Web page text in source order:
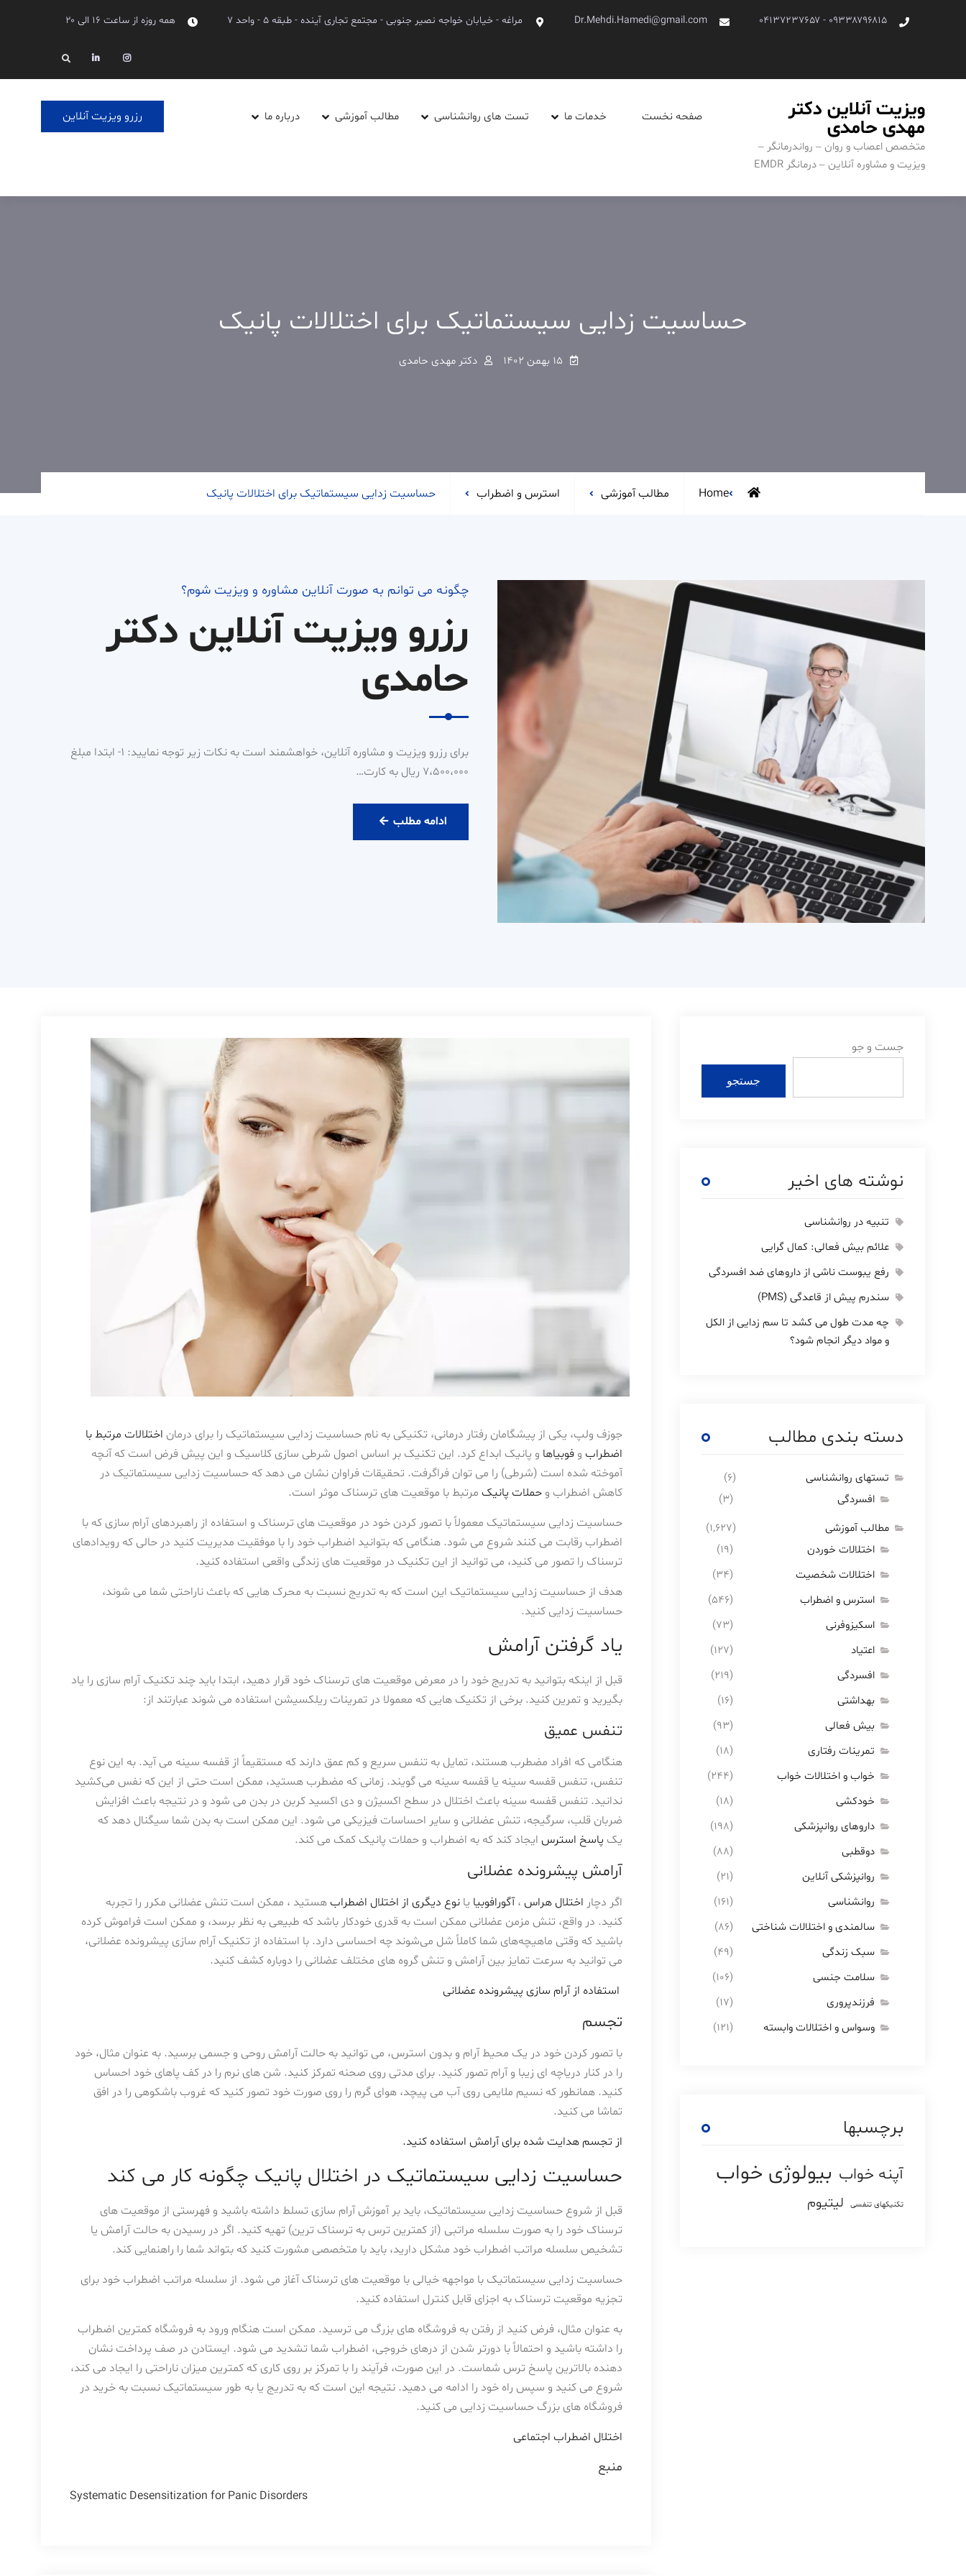
۰۹۳۳۸۷۹۶۸۱۵ - ۰۴۱۳۷۲۳۷۶۵۷ Dr.Mehdi.Hamedi@gmail.com مراغه - خیابان خواجه نصیر جنوبی - مجتمع تجاری آینده - طبقه ۵ - واحد ۷ همه روزه از ساعت ۱۶ الی ۲۰
Instagram
Linkedin
Search
ویزیت آنلاین دکتر
مهدی حامدی
متخصص اعصاب و روان – رواندرمانگر –
ویزیت و مشاوره آنلاین – درمانگر EMDR
صفحه نخست خدمات ما تست های روانشناسی مطالب آموزشی درباره ما رزرو ویزیت آنلاین
حساسیت زدایی سیستماتیک برای اختلالات پانیک
۱۵ بهمن ۱۴۰۲ دکتر مهدی حامدی
Home مطالب آموزشی استرس و اضطراب حساسیت زدایی سیستماتیک برای اختلالات پانیک
چگونه می توانم به صورت آنلاین مشاوره و ویزیت شوم؟
رزرو ویزیت آنلاین دکتر
حامدی
برای رزرو ویزیت و مشاوره آنلاین، خواهشمند است به نکات زیر توجه نمایید: ۱- ابتدا مبلغ
۷،۵۰۰،۰۰۰ ریال به کارت…
ادامه مطلبرزرو
ویزیت
جوزف ولپ، یکی از پیشگامان رفتار درمانی، تکنیکی به نام حساسیت زدایی سیستماتیک را برای درمان اختلالات مرتبط با
اضطراب و فوبیاها و پانیک ابداع کرد. این تکنیک بر اساس اصول شرطی سازی کلاسیک و این پیش فرض است که آنچه
آموخته شده است (شرطی) را می توان فراگرفت. تحقیقات فراوان نشان می دهد که حساسیت زدایی سیستماتیک در
کاهش اضطراب و حملات پانیک مرتبط با موقعیت های ترسناک موثر است.
حساسیت زدایی سیستماتیک معمولاً با تصور کردن خود در موقعیت های ترسناک و استفاده از راهبردهای آرام سازی که با
اضطراب رقابت می کنند شروع می شود. هنگامی که بتوانید اضطراب خود را با موفقیت مدیریت کنید در حالی که رویدادهای
ترسناک را تصور می کنید، می توانید از این تکنیک در موقعیت های زندگی واقعی استفاده کنید.
هدف از حساسیت زدایی سیستماتیک این است که به تدریج نسبت به محرک هایی که باعث ناراحتی شما می شوند،
حساسیت زدایی کنید.
یاد گرفتن آرامش
قبل از اینکه بتوانید به تدریج خود را در معرض موقعیت های ترسناک خود قرار دهید، ابتدا باید چند تکنیک آرام سازی را یاد
بگیرید و تمرین کنید. برخی از تکنیک هایی که معمولا در تمرینات ریلکسیشن استفاده می شوند عبارتند از:
تنفس عمیق
هنگامی که افراد مضطرب هستند، تمایل به تنفس سریع و کم عمق دارند که مستقیماً از قفسه سینه می آید. به این نوع
تنفس، تنفس قفسه سینه یا قفسه سینه می گویند. زمانی که مضطرب هستید، ممکن است حتی از این که نفس می‌کشید
ندانید. تنفس قفسه سینه باعث اختلال در سطح اکسیژن و دی اکسید کربن در بدن می شود و در نتیجه باعث افزایش
ضربان قلب، سرگیجه، تنش عضلانی و سایر احساسات فیزیکی می شود. این ممکن است به بدن شما سیگنال دهد که
یک پاسخ استرس ایجاد کند که به اضطراب و حملات پانیک کمک می کند.
آرامش پیشرونده عضلانی
اگر دچار اختلال هراس ،آگورافوبیا یا نوع دیگری از اختلال اضطراب هستید ، ممکن است تنش عضلانی مکرر را تجربه
کنید. در واقع، تنش مزمن عضلانی ممکن است به قدری خودکار باشد که طبیعی به نظر برسد، و ممکن است فراموش کرده
باشید که وقتی ماهیچه‌های شما کاملاً شل می‌شوند چه احساسی دارد. با استفاده از تکنیک آرام سازی پیشرونده عضلانی،
می توانید به سرعت تمایز بین آرامش و تنش گروه های مختلف عضلانی را دوباره کشف کنید.
استفاده از آرام سازی پیشرونده عضلانی
تجسم
با تصور کردن خود در یک محیط آرام و بدون استرس، می توانید به حالت آرامش روحی و جسمی برسید. به عنوان مثال، خود
را در کنار دریاچه ای زیبا و آرام تصور کنید. برای مدتی روی صحنه تمرکز کنید. شن های نرم را در کف پاهای خود احساس
کنید. همانطور که نسیم ملایمی روی آب می پیچد، هوای گرم را روی صورت خود تصور کنید که غروب باشکوهی را در افق
تماشا می کنید.
از تجسم هدایت شده برای آرامش استفاده کنید.
حساسیت زدایی سیستماتیک در اختلال پانیک چگونه کار می کند
قبل از شروع حساسیت زدایی سیستماتیک، باید بر آموزش آرام سازی تسلط داشته باشید و فهرستی از موقعیت های
ترسناک خود را به صورت سلسله مراتبی (از کمترین ترس به ترسناک ترین) تهیه کنید. اگر در رسیدن به حالت آرامش یا
تشخیص سلسله مراتب اضطراب خود مشکل دارید، باید با متخصصی مشورت کنید که بتواند شما را راهنمایی کند.
حساسیت زدایی سیستماتیک با مواجهه خیالی با موقعیت های ترسناک آغاز می شود. از سلسله مراتب اضطراب خود برای
تجزیه موقعیت ترسناک به اجزای قابل کنترل استفاده کنید.
به عنوان مثال، فرض کنید از رفتن به فروشگاه های بزرگ می ترسید. ممکن است هنگام ورود به فروشگاه کمترین اضطراب
را داشته باشید و احتمالاً با دورتر شدن از درهای خروجی، اضطراب شما تشدید می شود. ایستادن در صف پرداخت نشان
دهنده بالاترین پاسخ ترس شماست. در این صورت، فرآیند را با تمرکز بر روی کاری که کمترین میزان ناراحتی را ایجاد می کند،
شروع می کنید و سپس راه خود را ادامه می دهید. نتیجه این است که به تدریج یا به طور سیستماتیک نسبت به خرید در
فروشگاه های بزرگ حساسیت زدایی می کنید.
اختلال اضطراب اجتماعی
منبع
Systematic Desensitization for Panic Disorders
جست و جو
جستجو
نوشته های اخیر
تنبیه در روانشناسی
علائم بیش فعالی: کمال گرایی
رفع یبوست ناشی از داروهای ضد افسردگی
سندرم پیش از قاعدگی (PMS)
چه مدت طول می کشد تا سم زدایی از الکل
و مواد دیگر انجام شود؟
دسته بندی مطالب
تستهای روانشناسی
(۶)
افسردگی
(۳)
مطالب آموزشی
(۱,۶۲۷)
اختلالات خوردن
(۱۹)
اختلالات شخصیت
(۳۴)
استرس و اضطراب
(۵۴۶)
اسکیزوفرنی
(۷۳)
اعتیاد
(۱۲۷)
افسردگی
(۲۱۹)
بهداشتی
(۱۶)
بیش فعالی
(۹۳)
تمرینات رفتاری
(۱۸)
خواب و اختلالات خواب
(۲۴۴)
خودکشی
(۱۸)
داروهای روانپزشکی
(۱۹۸)
دوقطبی
(۸۸)
روانپزشکی آنلاین
(۲۱)
روانشناسی
(۱۶۱)
سالمندی و اختلالات شناختی
(۸۶)
سبک زندگی
(۴۹)
سلامت جنسی
(۱۰۶)
فرزندپروری
(۱۷)
وسواس و اختلالات وابسته
(۱۲۱)
برچسبها
آپنه خواب بیولوژی خواب
تکنیکهای تنفسی لیتیوم